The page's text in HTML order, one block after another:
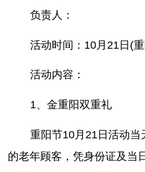
负责人：
活动时间：10月21日(
活动内容：
1、金重阳双重礼
重阳节10月21日活动当
的老年顾客，凭身份证及当